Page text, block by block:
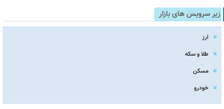
زیر سرویس های بازار
ارز
طلا و سکه
مسکن
خودرو